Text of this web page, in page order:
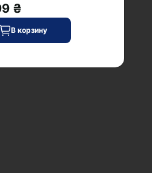
₴
В корзину